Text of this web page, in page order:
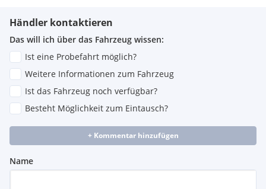
Händler kontaktieren
Das will ich über das Fahrzeug wissen:
Ist eine Probefahrt möglich?
Weitere Informationen zum Fahrzeug
Ist das Fahrzeug noch verfügbar?
Besteht Möglichkeit zum Eintausch?
+ Kommentar hinzufügen
Name